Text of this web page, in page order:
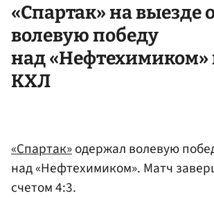
«Спартак» на выезде
волевую победу
над «Нефтехимиком»
КХЛ
«Спартак»одержал волевую
над «Нефтехимиком». Матч
счетом 4:3.